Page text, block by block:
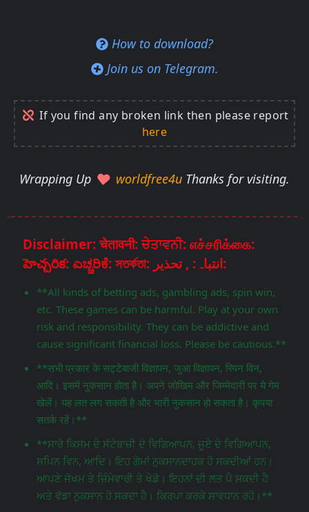
How to download?
Join us on Telegram.
If you find any broken link then please report
here
Wrapping Up worldfree4u Thanks for visiting.
Disclaimer: चेतावनी: ਚੇਤਾਵਨੀ: எச்சரிக்கை:
హెచ్చరిక: ಎಚ್ಚರಿಕೆ: সতর্কতা: انتباہ: , تحذير:
**All kinds of betting ads, gambling ads, spin win,
etc. These games can be harmful. Play at your own
risk and responsibility. They can be addictive and
cause significant financial loss. Please be cautious.**
**सभी प्रकार के सट्टेबाजी विज्ञापन, जुआ विज्ञापन, स्पिन विन,
आदि। इसमें नुकसान होता है। अपने जोखिम और जिम्मेदारी पर ये गेम
खेलें। यह लत लग सकती है और भारी नुकसान हो सकता है। कृपया
सतर्क रहें।**
**ਸਾਰੇ ਕਿਸਮ ਦੇ ਸੱਟੇਬਾਜ਼ੀ ਦੇ ਵਿਗਿਆਪਨ, ਜੂਏ ਦੇ ਵਿਗਿਆਪਨ,
ਸਪਿਨ ਵਿਨ, ਆਦਿ। ਇਹ ਗੇਮਾਂ ਨੁਕਸਾਨਦਾਹਕ ਹੋ ਸਕਦੀਆਂ ਹਨ।
ਆਪਣੇ ਜੋਖਮ ਤੇ ਜ਼ਿੰਮੇਵਾਰੀ ਤੇ ਖੇਡੋ। ਇਹਨਾਂ ਦੀ ਲਤ ਪੈ ਸਕਦੀ ਹੈ
ਅਤੇ ਵੱਡਾ ਨੁਕਸਾਨ ਹੋ ਸਕਦਾ ਹੈ। ਕਿਰਪਾ ਕਰਕੇ ਸਾਵਧਾਨ ਰਹੋ।**